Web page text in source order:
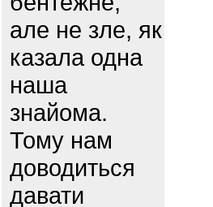
але не зле, як
казала одна
наша
знайома.
Тому нам
доводиться
давати